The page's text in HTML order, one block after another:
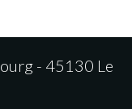
- 45130 Le